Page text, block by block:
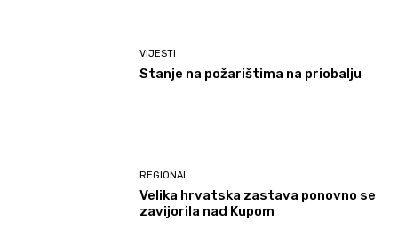
VIJESTI
Stanje na požarištima na priobalju
REGIONAL
Velika hrvatska zastava ponovno se
zavijorila nad Kupom